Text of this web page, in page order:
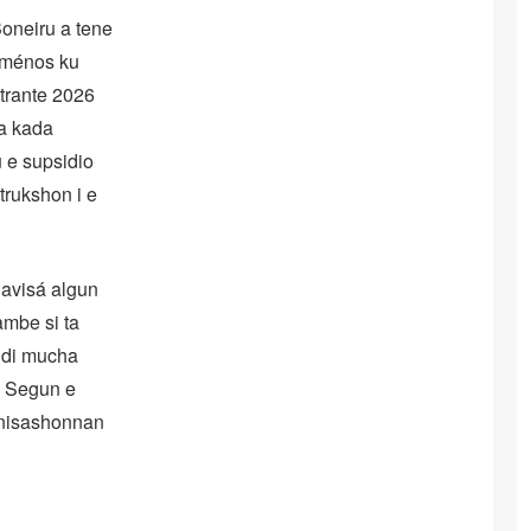
a tene
ku
2026
kada
e supsidio
i e
algun
si ta
mucha
e